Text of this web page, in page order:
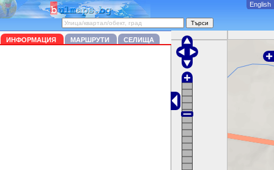
ИНФОРМАЦИЯ МАРШРУТИ СЕЛИЩА
English